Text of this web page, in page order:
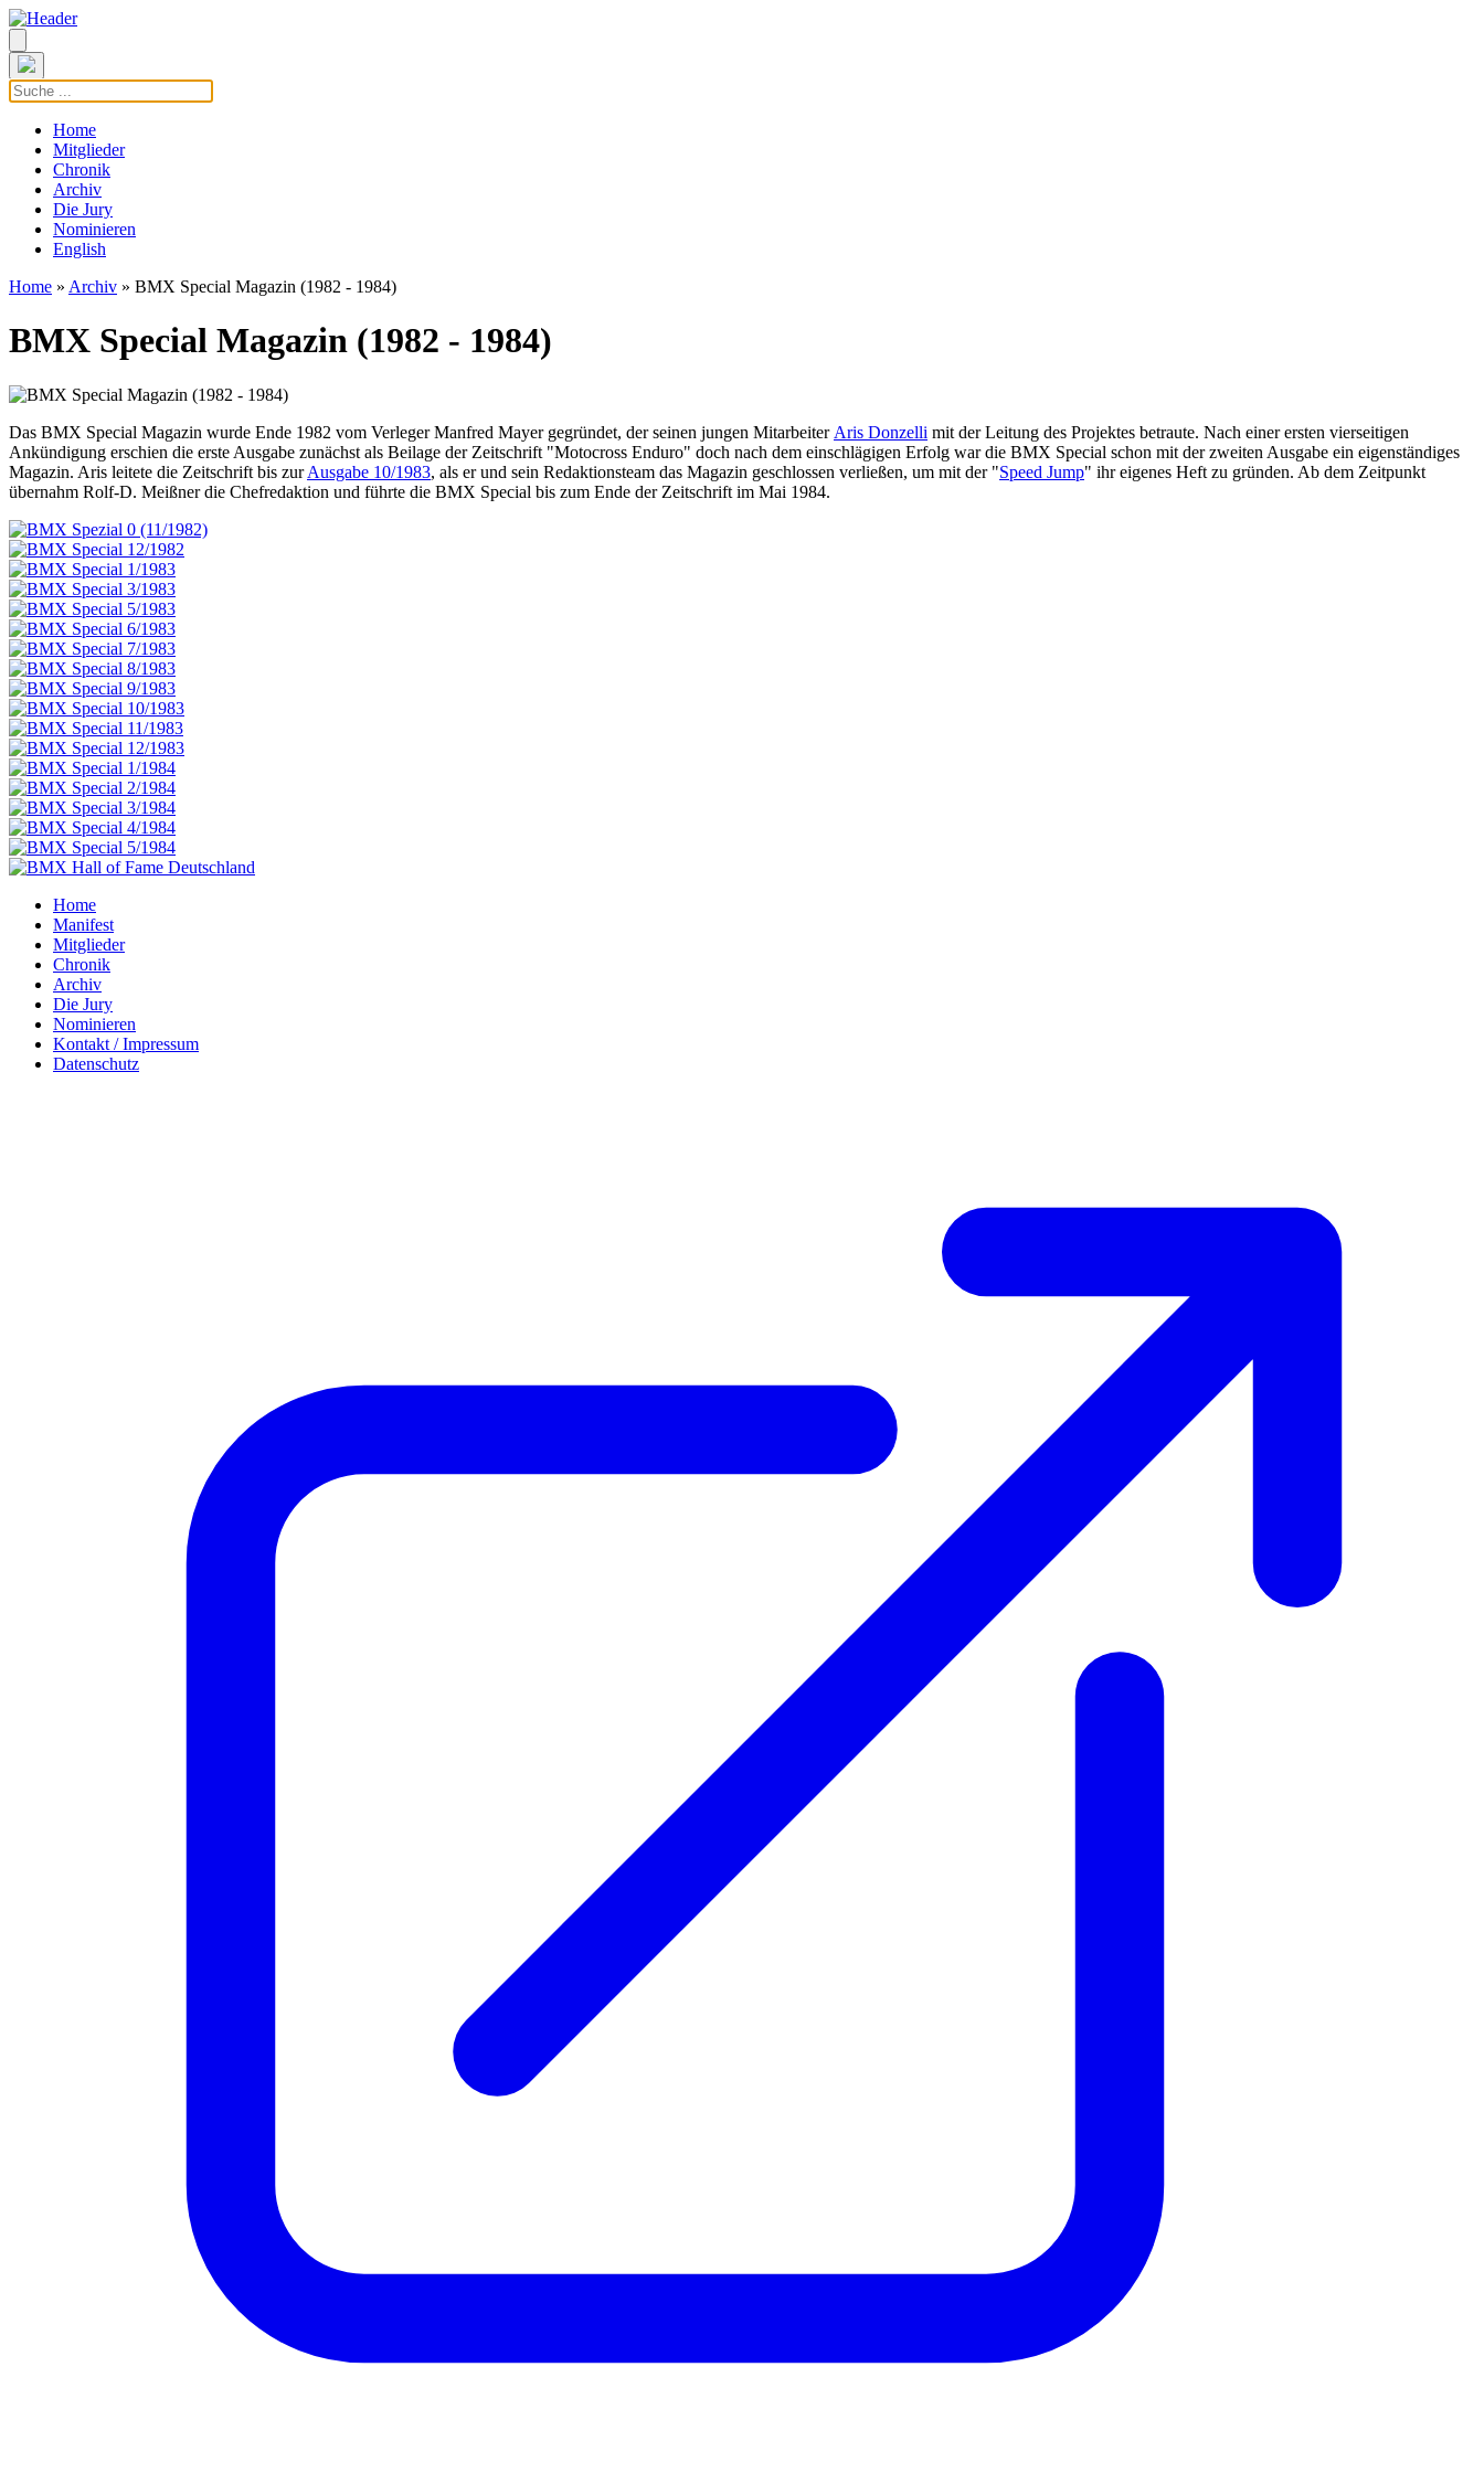
Home
Mitglieder
Chronik
Archiv
Die Jury
Nominieren
English
Home » Archiv » BMX Special Magazin (1982 - 1984)
BMX Special Magazin (1982 - 1984)
Das BMX Special Magazin wurde Ende 1982 vom Verleger Manfred Mayer gegründet, der seinen jungen Mitarbeiter Aris Donzelli mit der Leitung des Projektes betraute. Nach einer ersten vierseitigen
Ankündigung erschien die erste Ausgabe zunächst als Beilage der Zeitschrift "Motocross Enduro" doch nach dem einschlägigen Erfolg war die BMX Special schon mit der zweiten Ausgabe ein eigenständiges
Magazin. Aris leitete die Zeitschrift bis zurAusgabe 10/1983, als er und sein Redaktionsteam das Magazin geschlossen verließen, um mit der "Speed Jump" ihr eigenes Heft zu gründen. Ab dem Zeitpunkt
übernahm Rolf-D. Meißner die Chefredaktion und führte die BMX Special bis zum Ende der Zeitschrift im Mai 1984.
Home
Manifest
Mitglieder
Chronik
Archiv
Die Jury
Nominieren
Kontakt / Impressum
Datenschutz